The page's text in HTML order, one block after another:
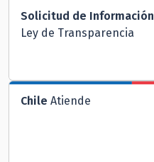
Solicitud de Información
Ley de Transparencia
Chile Atiende